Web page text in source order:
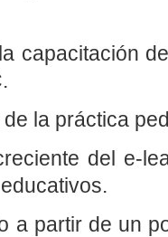
capacitación
la práctica
del e-
a partir de un